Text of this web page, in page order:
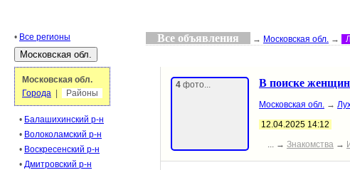
• Все регионы
Московская обл.
Города
Районы
• Балашихинский р-н
• Волоколамский р-н
• Воскресенский р-н
• Дмитровский р-н
Все объявления → Московская обл. →
4 фото... В поиске
Московская обл. →
12.04.2025 14:12
... → Знакомства →